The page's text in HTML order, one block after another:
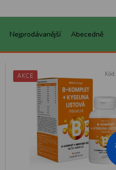
Nejprodávanější Abecedně
AKCE